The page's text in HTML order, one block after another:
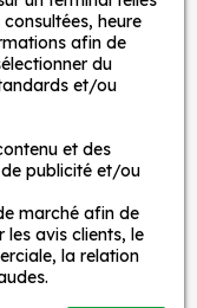
de couleurs :
dans une
ce qui
sont faciles
Il suffit de
les coller sur
vous aider
heure
afin de
du
et/ou
et des
publicité et/ou
marché afin de
les avis clients, le
la relation